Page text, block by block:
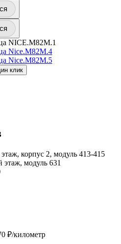
клик
корпус 2, модуль 413-415
этаж, модуль 631
₽/километр